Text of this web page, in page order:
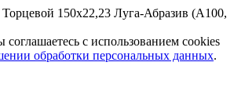
150х22,23 Луга-Абразив (А100,
соглашаетесь с использованием cookies
обработки персональных данных.